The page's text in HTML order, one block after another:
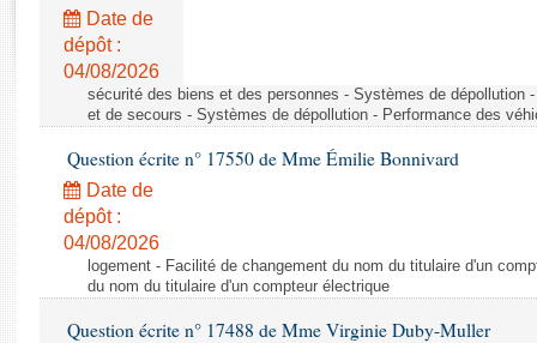
Rapports législatifs
Rapports sur l'application des lois
Baromètre de l’application des lois
Dossiers législatifs
Budget et sécurité sociale
Questions écrites et orales
Comptes rendus des débats
Date de
dépôt :
04/08/2026
sécurité des biens et des personnes - Systèmes de dépollution
et de secours - Systèmes de dépollution - Performance des
Question écrite n° 17550 de Mme Émilie Bonnivard
Date de
dépôt :
04/08/2026
logement - Facilité de changement du nom du titulaire d'un
du nom du titulaire d'un compteur électrique
Question écrite n° 17488 de Mme Virginie Duby-Muller